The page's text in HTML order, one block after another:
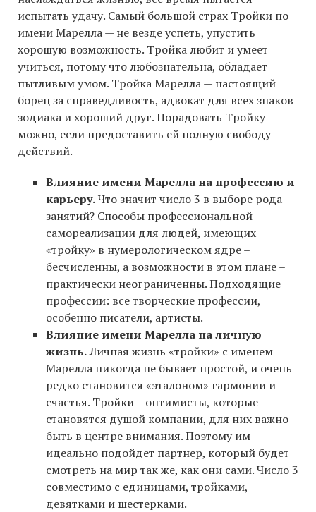
испытать удачу. Самый большой страх Тройки по
имени Марелла — не везде успеть, упустить
хорошую возможность. Тройка любит и умеет
учиться, потому что любознательна, обладает
пытливым умом. Тройка Марелла — настоящий
борец за справедливость, адвокат для всех знаков
зодиака и хороший друг. Порадовать Тройку
можно, если предоставить ей полную свободу
действий.
Влияние имени Марелла на профессию и
карьеру.Что значит число 3 в выборе рода
занятий? Способы профессиональной
самореализации для людей, имеющих
«тройку» в нумерологическом ядре –
бесчисленны, а возможности в этом плане –
практически неограниченны. Подходящие
профессии: все творческие профессии,
особенно писатели, артисты.
Влияние имени Марелла на личную
жизнь.Личная жизнь «тройки» с именем
Марелла никогда не бывает простой, и очень
редко становится «эталоном» гармонии и
счастья. Тройки – оптимисты, которые
становятся душой компании, для них важно
быть в центре внимания. Поэтому им
идеально подойдет партнер, который будет
смотреть на мир так же, как они сами. Число 3
совместимо с единицами, тройками,
девятками и шестерками.